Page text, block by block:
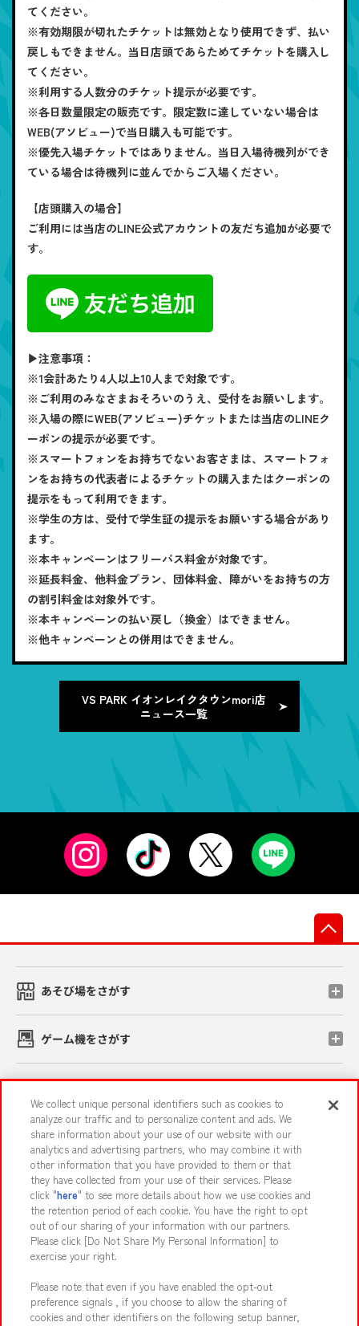
てください。
※有効期限が切れたチケットは無効となり使用できず、払い
戻しもできません。当日店頭であらためてチケットを購入し
てください。
※利用する人数分のチケット提示が必要です。
※各日数量限定の販売です。限定数に達していない場合は
WEB(アソビュー)で当日購入も可能です。
※優先入場チケットではありません。当日入場待機列ができ
ている場合は待機列に並んでからご入場ください。
【店頭購入の場合】
ご利用には当店のLINE公式アカウントの友だち追加が必要で
す。
▶注意事項：
※1会計あたり4人以上10人まで対象です。
※ご利用のみなさまおそろいのうえ、受付をお願いします。
※入場の際にWEB(アソビュー)チケットまたは当店のLINEク
ーポンの提示が必要です。
※スマートフォンをお持ちでないお客さまは、スマートフォ
ンをお持ちの代表者によるチケットの購入またはクーポンの
提示をもって利用できます。
※学生の方は、受付で学生証の提示をお願いする場合があり
ます。
※本キャンペーンはフリーパス料金が対象です。
※延長料金、他料金プラン、団体料金、障がいをお持ちの方
の割引料金は対象外です。
※本キャンペーンの払い戻し（換金）はできません。
※他キャンペーンとの併用はできません。
VS PARK イオンレイクタウンmori店
ニュース一覧
あそび場をさがす
ゲーム機をさがす
イベント・キャンペーン
関連会社 サステナビリティ サイトポリシー
プライバシーポリシー ウェブアクセシビリティ方針と検証結果
お取引先さまとともに
カスタマーハラスメント対応方針 よくあるご質問・お問い合わせ
We collect unique personal identifiers such as cookies to
analyze our traffic and to personalize content and ads. We
share information about your use of our website with our
analytics and advertising partners, who may combine it with
other information that you have provided to them or that
they have collected from your use of their services. Please
click "here" to see more details about how we use cookies and
the retention period of each cookie. You have the right to opt
out of our sharing of your information with our partners.
Please click [Do Not Share My Personal Information] to
exercise your right.
Please note that even if you have enabled the opt-out
preference signals , if you choose to allow the sharing of
cookies and other identifiers on the following setup banner,